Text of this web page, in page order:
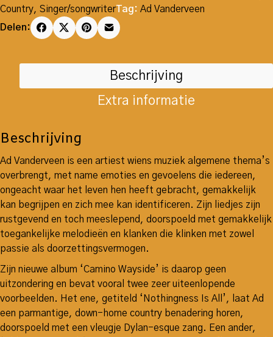
Country, Singer/songwriterTag: Ad Vanderveen
Delen:
Beschrijving
Extra informatie
Beschrijving
Ad Vanderveen is een artiest wiens muziek algemene thema’s
overbrengt, met name emoties en gevoelens die iedereen,
ongeacht waar het leven hen heeft gebracht, gemakkelijk
kan begrijpen en zich mee kan identificeren. Zijn liedjes zijn
rustgevend en toch meeslepend, doorspoeld met gemakkelijk
toegankelijke melodieën en klanken die klinken met zowel
passie als doorzettingsvermogen.
Zijn nieuwe album ‘Camino Wayside’ is daarop geen
uitzondering en bevat vooral twee zeer uiteenlopende
voorbeelden. Het ene, getiteld ‘Nothingness Is All’, laat Ad
een parmantige, down-home country benadering horen,
doorspoeld met een vleugje Dylan-esque zang. Een ander,